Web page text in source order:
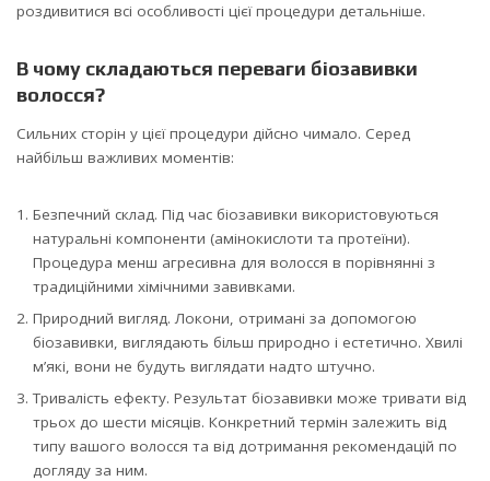
роздивитися всі особливості цієї процедури детальніше.
В чому складаються переваги біозавивки
волосся?
Сильних сторін у цієї процедури дійсно чимало. Серед
найбільш важливих моментів:
Безпечний склад. Під час біозавивки використовуються
натуральні компоненти (амінокислоти та протеїни).
Процедура менш агресивна для волосся в порівнянні з
традиційними хімічними завивками.
Природний вигляд. Локони, отримані за допомогою
біозавивки, виглядають більш природно і естетично. Хвилі
м’які, вони не будуть виглядати надто штучно.
Тривалість ефекту. Результат біозавивки може тривати від
трьох до шести місяців. Конкретний термін залежить від
типу вашого волосся та від дотримання рекомендацій по
догляду за ним.